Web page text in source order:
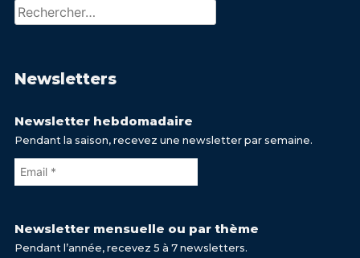
Rechercher :
Newsletters
Newsletter hebdomadaire
Pendant la saison, recevez une newsletter par semaine.
Newsletter mensuelle ou par thème
Pendant l’année, recevez 5 à 7 newsletters.